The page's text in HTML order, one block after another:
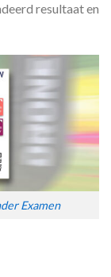
resultaat en
Examen